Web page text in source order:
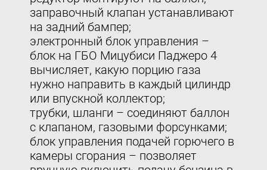
заправочный клапан устанавливают
на задний бампер;
электронный блок управления –
блок на ГБО Мицубиси Паджеро 4
вычисляет, какую порцию газа
нужно направить в каждый цилиндр
или впускной коллектор;
трубки, шланги – соединяют баллон
с клапаном, газовыми форсунками;
блок управления подачей горючего в
камеры сгорания – позволяет